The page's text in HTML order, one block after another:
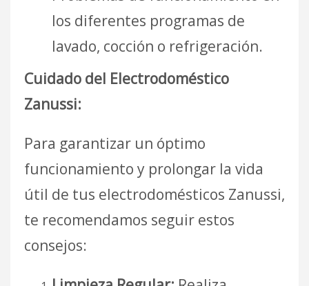
los diferentes programas de
lavado, cocción o refrigeración.
Cuidado del Electrodoméstico
Zanussi:
Para garantizar un óptimo
funcionamiento y prolongar la vida
útil de tus electrodomésticos Zanussi,
te recomendamos seguir estos
consejos: